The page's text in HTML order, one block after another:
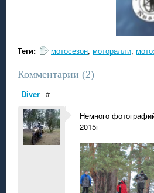
Теги: мотосезон, моторалли,
Комментарии (2)
Diver #
Немного
2015г